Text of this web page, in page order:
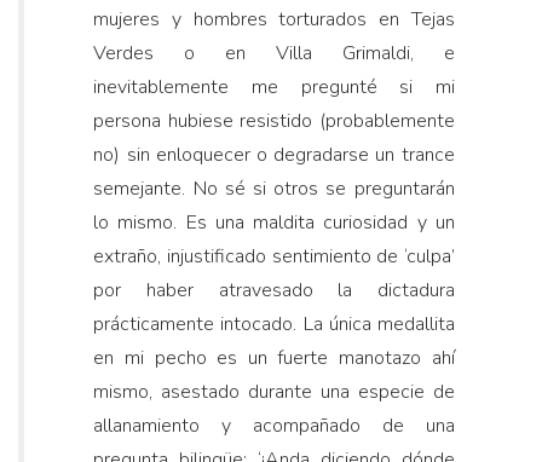
mujeres y hombres torturados en Tejas
Verdes o en Villa Grimaldi, e
inevitablemente me pregunté si mi
persona hubiese resistido (probablemente
no) sin enloquecer o degradarse un trance
semejante. No sé si otros se preguntarán
lo mismo. Es una maldita curiosidad y un
extraño, injustificado sentimiento de ‘culpa’
por haber atravesado la dictadura
prácticamente intocado. La única medallita
en mi pecho es un fuerte manotazo ahí
mismo, asestado durante una especie de
allanamiento y acompañado de una